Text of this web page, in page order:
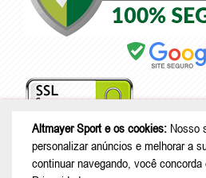
© Copyright 2026 - Altmayer Sport -
Altmayer Sport e os cookies: Nosso
personalizar anúncios e melhorar a
continuar navegando, você